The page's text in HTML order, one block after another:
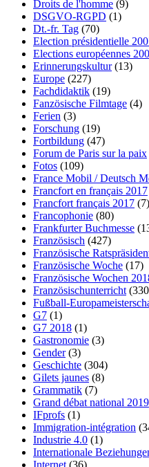
Droits de l'homme (9)
DSGVO-RGPD (1)
Dt.-fr. Tag (70)
Election présidentielle
Elections européennes
Erinnerungskultur(13)
Europe (227)
Fachdidaktik (19)
Fanzösische Filmtage (4)
Ferien (3)
Forschung (19)
Fortbildung (47)
Forum de Paris sur la paix
Fotos (109)
France Mobil / Deutsch
Francfort en français 2017
Francfort français 2017 (7)
Francophonie (80)
Frankfurter Buchmesse
Französisch (427)
Französische
Französische Woche (17)
Französische Wochen
Französischunterricht
Fußball-
G7 (1)
G7 2018 (1)
Gastronomie (3)
Gender(3)
Geschichte (304)
Gilets jaunes (8)
Grammatik (7)
Grand débat national 2019
IFprofs (1)
Immigration-intégration
Industrie 4.0 (1)
Internationale